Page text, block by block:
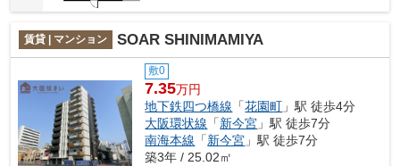
賃貸 | マンション SOAR SHINIMAMIYA
敷0
7.35万円
地下鉄四つ橋線 「花園町 」駅 徒歩4分
大阪環状線 「新今宮 」駅 徒歩7分
南海本線 「新今宮 」駅 徒歩7分
築3年 / 25.02㎡